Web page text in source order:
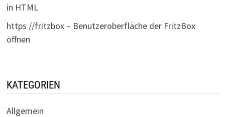
in HTML
https //fritzbox – Benutzeroberfläche der FritzBox
öffnen
KATEGORIEN
Allgemein